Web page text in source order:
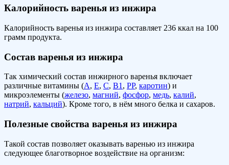
Калорийность варенья из инжира
Калорийность варенья из инжира составляет 236 ккал на 100
грамм продукта.
Состав варенья из инжира
Так химический состав инжирного варенья включает
различные витамины (А, Е, С, В1 , РР, каротин) и
микроэлементы (железо, магний, фосфор, медь, калий,
натрий, кальций). Кроме того, в нём много белка и сахаров.
Полезные свойства варенья из инжира
Такой состав позволяет оказывать варенью из инжира
следующее благотворное воздействие на организм: